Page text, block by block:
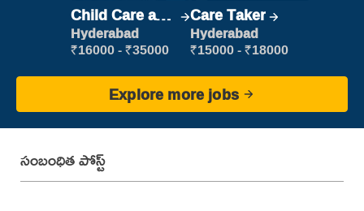
Child Care and
Patient care
Hyderabad
₹16000 - ₹35000
Care Taker
Hyderabad
₹15000 - ₹18000
Explore more jobs
సంబంధిత పోస్ట్